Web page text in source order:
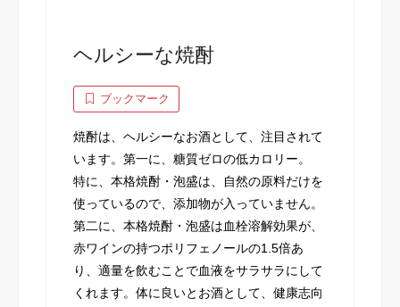
ヘルシーな焼酎
ブックマーク
焼酎は、ヘルシーなお酒として、注目されて
います。第一に、糖質ゼロの低カロリー。
特に、本格焼酎・泡盛は、自然の原料だけを
使っているので、添加物が入っていません。
第二に、本格焼酎・泡盛は血栓溶解効果が、
赤ワインの持つポリフェノールの1.5倍あ
り、適量を飲むことで血液をサラサラにして
くれます。体に良いとお酒として、健康志向